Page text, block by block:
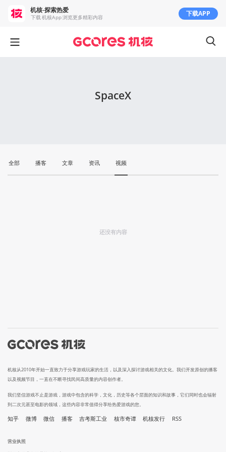
SpaceX
全部 播客 文章 资讯 视频
还没有内容
机核从2010年开始一直致力于分享游戏玩家的生活，以及深入探讨游戏相关的文化。我们开发原创的播客
以及视频节目，一直在不断寻找民间高质量的内容创作者。
我们坚信游戏不止是游戏，游戏中包含的科学，文化，历史等各个层面的知识和故事，它们同时也会辐射
到二次元甚至电影的领域，这些内容非常值得分享给热爱游戏的您。
知乎 微博 微信 播客 吉考斯工业 核市奇谭 机核发行 RSS
营业执照
机核-探索热爱
下载 机核App 浏览更多精彩内容 下载APP